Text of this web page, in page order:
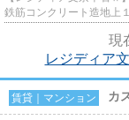
鉄筋コンクリート造地上１３階地下１階建て
現
レジディア
賃貸｜マンション カ